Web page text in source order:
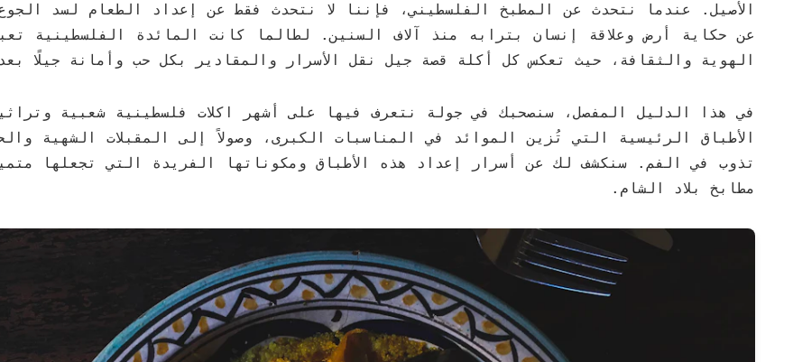
الأصيل. عندما نتحدث عن المطبخ الفلسطيني، فإننا لا نتحدث فقط عن إعداد الطعام لسد
عن حكاية أرض وعلاقة إنسان بترابه منذ آلاف السنين. لطالما كانت المائدة الفلسطينية
الهوية والثقافة، حيث تعكس كل أكلة قصة جيل نقل الأسرار والمقادير بكل حب وأمانة جيلًا
في هذا الدليل المفصل، سنصحبك في جولة نتعرف فيها على أشهر اكلات فلسطينية
شعبية
الأطباق الرئيسية التي تُزين الموائد في المناسبات الكبرى، وصولاً إلى المقبلات الشهية
تذوب في الفم. سنكشف لك عن أسرار إعداد هذه الأطباق ومكوناتها الفريدة التي تجعلها
مطابخ بلاد الشام.